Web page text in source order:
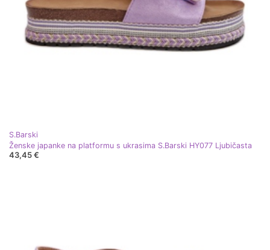
S.Barski
Ženske japanke na platformu s ukrasima S.Barski HY077 Ljubičasta
43,45 €